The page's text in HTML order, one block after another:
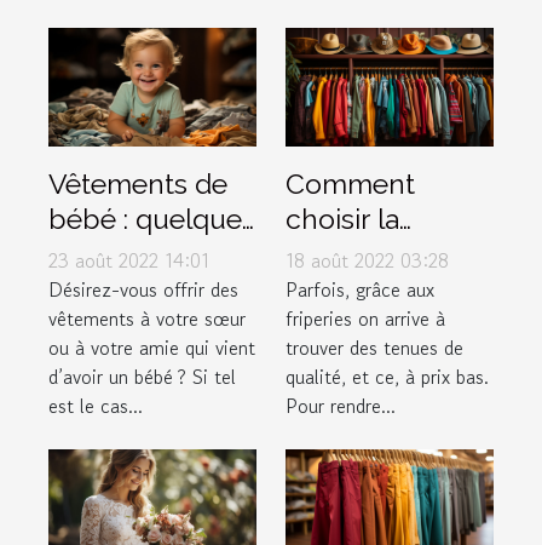
Vêtements de
bébé : quelques
conseils pour
faire de bon
choix
23 août 2022 14:01
Désirez-vous offrir des
vêtements à votre sœur
ou à votre amie qui vient
d’avoir un bébé ? Si tel
est le cas...
Comment
choisir la
meilleure
friperie en ligne
?
18 août 2022 03:28
Parfois, grâce aux
friperies on arrive à
trouver des tenues de
qualité, et ce, à prix bas.
Pour rendre...